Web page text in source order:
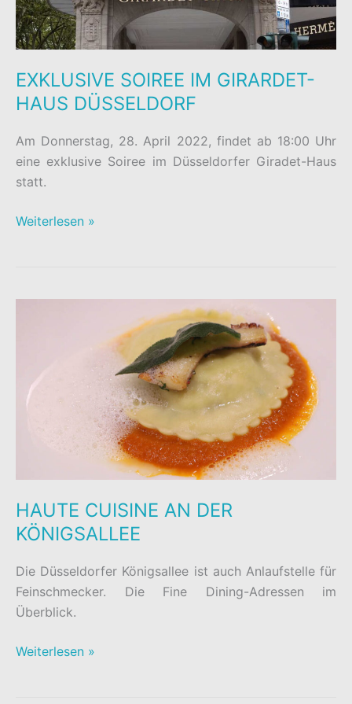
EXKLUSIVE SOIREE IM GIRARDET-
HAUS DÜSSELDORF
Am Donnerstag, 28. April 2022, findet ab 18:00 Uhr
eine exklusive Soiree im Düsseldorfer Giradet-Haus
statt.
EXKLUSIVE
HAUS
Weiterlesen »
HAUTE CUISINE AN DER
KÖNIGSALLEE
Die Düsseldorfer Königsallee ist auch Anlaufstelle für
Feinschmecker. Die Fine Dining-Adressen im
Überblick.
HAUTE
Weiterlesen »